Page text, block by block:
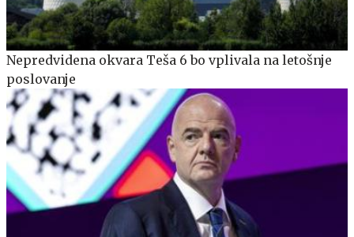
Nepredvidena okvara Teša 6 bo vplivala na letošnje
poslovanje